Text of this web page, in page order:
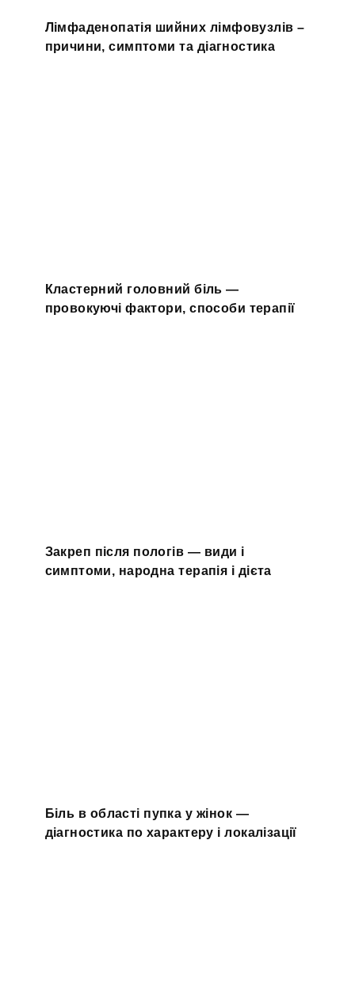
Лімфаденопатія шийних лімфовузлів –
причини, симптоми та діагностика
Кластерний головний біль —
провокуючі фактори, способи терапії
Закреп після пологів — види і
симптоми, народна терапія і дієта
Біль в області пупка у жінок —
діагностика по характеру і локалізації